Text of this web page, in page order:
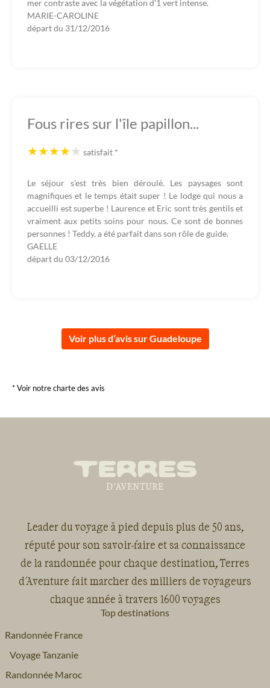
mer contraste avec la végétation d'1 vert intense.
MARIE-CAROLINE
départ du 31/12/2016
Fous rires sur l'île papillon...
satisfait *
Le séjour s'est très bien déroulé. Les paysages sont
magnifiques et le temps était super ! Le lodge qui nous a
accueilli est superbe ! Laurence et Eric sont très gentils et
vraiment aux petits soins pour nous. Ce sont de bonnes
personnes ! Teddy, a été parfait dans son rôle de guide.
GAELLE
départ du 03/12/2016
Voir plus d’avis sur Guadeloupe
* Voir notre charte des avis
Leader du voyage à pied depuis plus de 50 ans,
réputé pour son savoir-faire et sa connaissance
de la randonnée pour chaque destination, Terres
d'Aventure fait marcher des milliers de voyageurs
chaque année à travers 1600 voyages
Top destinations
Randonnée France
Voyage Tanzanie
Randonnée Maroc